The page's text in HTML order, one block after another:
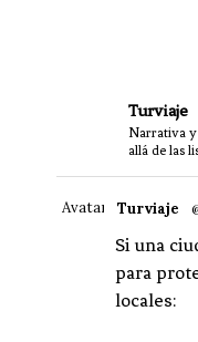
Turviaje
Narrativa y
allá de las
Avatar Turviaje
Si una
para
locales: